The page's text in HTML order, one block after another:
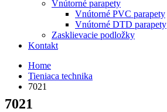
Vnútorné parapety
Vnútorné PVC parapety
Vnútorné DTD parapety
Zasklievacie podložky
Kontakt
Home
Tieniaca technika
7021
7021